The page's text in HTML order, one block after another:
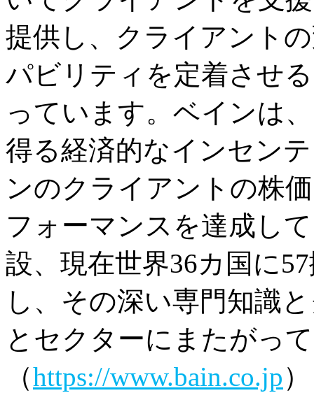
提供し、クライアント
パビリティを定着させ
っています。ベインは
得る経済的なインセン
ンのクライアントの株
フォーマンスを達成し
設、現在世界36カ国に
し、その深い専門知識
とセクターにまたがっ
（https://www.bain.co.jp）